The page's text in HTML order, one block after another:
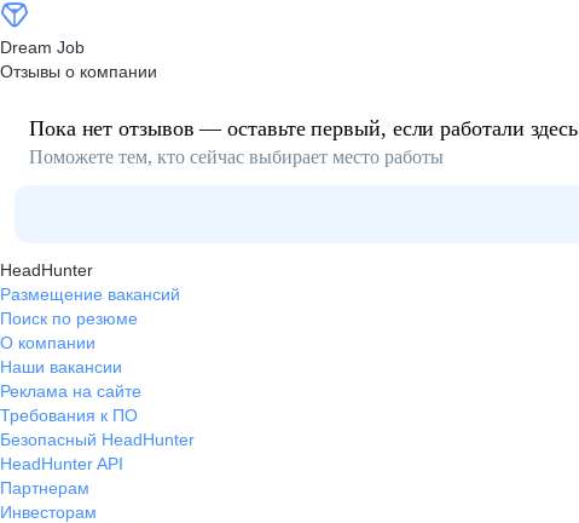
Dream Job
Отзывы о компании
Пока нет отзывов — оставьте первый, если работали здесь
Поможете тем, кто сейчас выбирает место работы
HeadHunter
Размещение вакансий
Поиск по резюме
О компании
Наши вакансии
Реклама на сайте
Требования к ПО
Безопасный HeadHunter
HeadHunter API
Партнерам
Инвесторам